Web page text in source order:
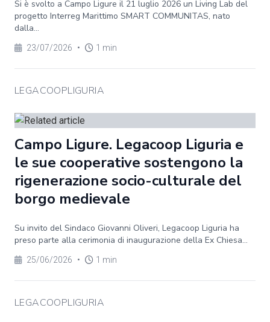
Si è svolto a Campo Ligure il 21 luglio 2026 un Living Lab del
progetto Interreg Marittimo SMART COMMUNITAS, nato
dalla...
23/07/2026 • 1 min
LEGACOOPLIGURIA
Campo Ligure. Legacoop Liguria e
le sue cooperative sostengono la
rigenerazione socio-culturale del
borgo medievale
Su invito del Sindaco Giovanni Oliveri, Legacoop Liguria ha
preso parte alla cerimonia di inaugurazione della Ex Chiesa...
25/06/2026 • 1 min
LEGACOOPLIGURIA